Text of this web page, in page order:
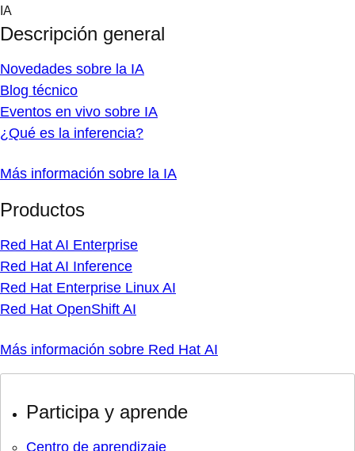
Skip
content
IA
Descripción general
Novedades sobre la IA
Blog técnico
Eventos en vivo sobre IA
¿Qué es la inferencia?
Más información sobre la IA
Productos
Red Hat AI Enterprise
Red Hat AI Inference
Red Hat Enterprise Linux AI
Red Hat OpenShift AI
Más información sobre Red Hat AI
Participa y aprende
Centro de aprendizaje